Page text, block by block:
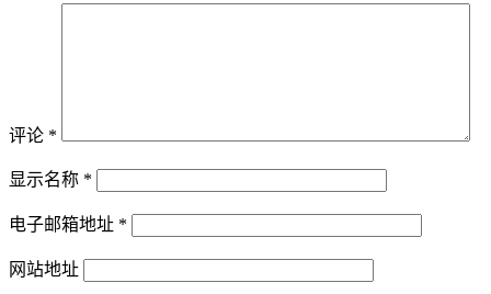
评论 *
显示名称 *
电子邮箱地址 *
网站地址